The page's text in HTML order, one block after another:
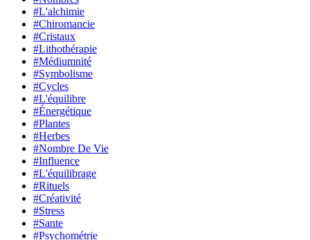
#L'alchimie
#Chiromancie
#Cristaux
#Lithothérapie
#Médiumnité
#Symbolisme
#Cycles
#L'équilibre
#Énergétique
#Plantes
#Herbes
#Nombre De Vie
#Influence
#L'équilibrage
#Rituels
#Créativité
#Stress
#Sante
#Psychométrie